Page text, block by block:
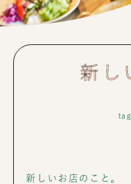
新し
新しいお店のこと。